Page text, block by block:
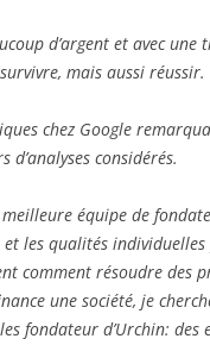
d’argent et avec
mais aussi réussir.
chez Google
d’analyses considérés.
meilleure équipe de
les qualités
comment résoudre des
une société, je
les fondateur d’Urchin: